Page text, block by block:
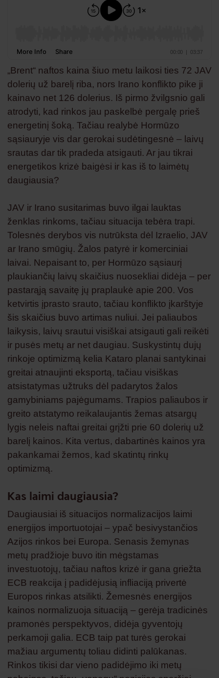
„Brent“ naftos kaina šiuo metu laikosi ties 72 JAV
dolerių už barelį riba, nors Irano konflikto pike ji
kainavo net 126 dolerius. Iš pirmo žvilgsnio gali
atrodyti, kad rinkos jau paskelbė pergalę prieš
energetinį šoką. Tačiau realybė Hormūzo
sąsiauryje vis dar gerokai sudėtingesnė – laivų
srautas dar tik pradeda atsigauti. Ar jau tikrai
energetikos krizė baigėsi ir kas iš to laimėtų
daugiausia?
JAV ir Irano susitarimas buvo ilgai lauktas
ženklas rinkoms, tačiau situacija tebėra trapi.
Tolesnės derybos vis nutrūksta dėl Izraelio, JAV
ar Irano smūgių. Žalos patyrė ir komerciniai
laivai. Nepaisant to, per Hormūzo sąsiaurį
plaukiančių laivų skaičius nuosekliai didėja – per
pastarąją savaitę jų praplaukė apie 200. Vos
ketvirtis įprasto srauto, tačiau konflikto įkarštyje
šis skaičius buvo artimas nuliui. Jei paliaubos
laikysis, laivų srautui visiškai atsigauti gali reikėti
ir pusės metų ar net daugiau. Suskystintų dujų
rinkoje optimizmą kelia Kataro planai santykinai
greitai atnaujinti eksportą, tačiau visiškas
atsistatymas užtruks dėl padarytos žalos
gamybiniams pajėgumams. Trapios paliaubos ir
greito atstatymo reikalaujantis žemas atsargų
lygis neleis naftai greitai grįžti prie 60 dolerių už
barelį kainos. Kita vertus, dabartinės kainos yra
pakankamai žemos, kad skatintų rinkų
optimizmą.
Kas laimi daugiausia?
Daugiausiai iš situacijos normalizacijos laimi
energijos importuotojai – ypač besivystančios
Azijos rinkos bei Europa. Senasis žemynas
metų pradžioje buvo itin mėgstamas
investuotojų, tačiau naftos krizė ir gana griežta
ECB reakcija į padidėjusią infliaciją privertė
Europos rinkas atsilikti. Žemesnės energijos
kainos normalizuoja situaciją – gerėja tradicinės
pramonės perspektyvos, didėja gyventojų
perkamoji galia. ECB taip pat turės gerokai
mažiau argumentų toliau didinti palūkanas.
Rinkos tikisi dar vieno padidėjimo iki metų